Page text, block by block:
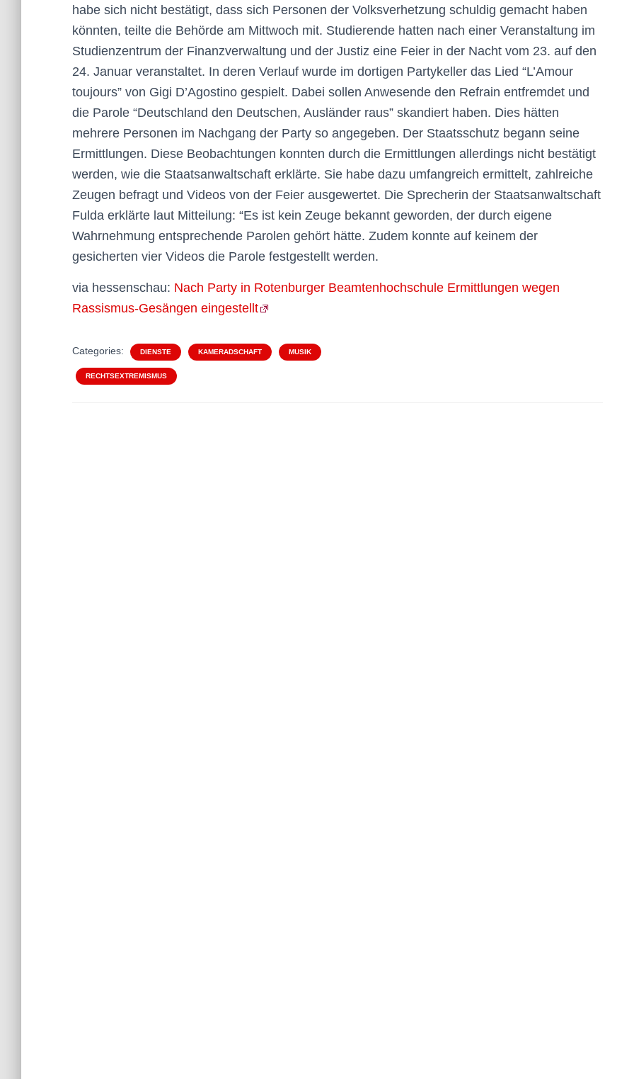
habe sich nicht bestätigt, dass sich Personen der Volksverhetzung schuldig gemacht haben
könnten, teilte die Behörde am Mittwoch mit. Studierende hatten nach einer Veranstaltung im
Studienzentrum der Finanzverwaltung und der Justiz eine Feier in der Nacht vom 23. auf den
24. Januar veranstaltet. In deren Verlauf wurde im dortigen Partykeller das Lied “L’Amour
toujours” von Gigi D’Agostino gespielt. Dabei sollen Anwesende den Refrain entfremdet und
die Parole “Deutschland den Deutschen, Ausländer raus” skandiert haben. Dies hätten
mehrere Personen im Nachgang der Party so angegeben. Der Staatsschutz begann seine
Ermittlungen. Diese Beobachtungen konnten durch die Ermittlungen allerdings nicht bestätigt
werden, wie die Staatsanwaltschaft erklärte. Sie habe dazu umfangreich ermittelt, zahlreiche
Zeugen befragt und Videos von der Feier ausgewertet. Die Sprecherin der Staatsanwaltschaft
Fulda erklärte laut Mitteilung: “Es ist kein Zeuge bekannt geworden, der durch eigene
Wahrnehmung entsprechende Parolen gehört hätte. Zudem konnte auf keinem der
gesicherten vier Videos die Parole festgestellt werden.
via hessenschau: Nach Party in Rotenburger Beamtenhochschule Ermittlungen wegen
Rassismus-Gesängen eingestellt
Categories: DIENSTE KAMERADSCHAFT MUSIK
RECHTSEXTREMISMUS